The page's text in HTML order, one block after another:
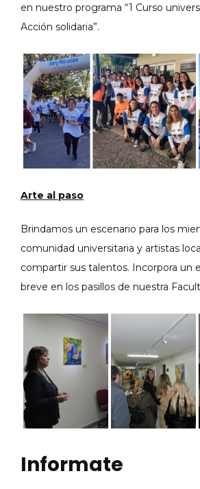
en nuestro programa “1 Curso
Acción solidaria”.
Arte al paso
Brindamos un escenario para los
comunidad universitaria y artistas
compartir sus talentos. Incorpora un
breve en los pasillos de nuestra
Informate